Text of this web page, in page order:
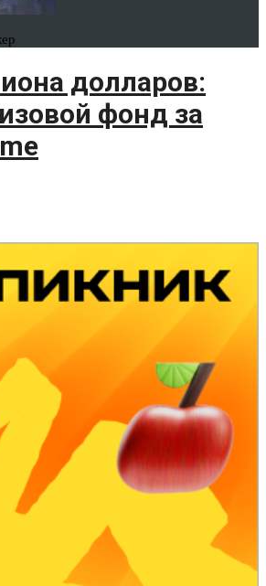
долларов:
фонд за